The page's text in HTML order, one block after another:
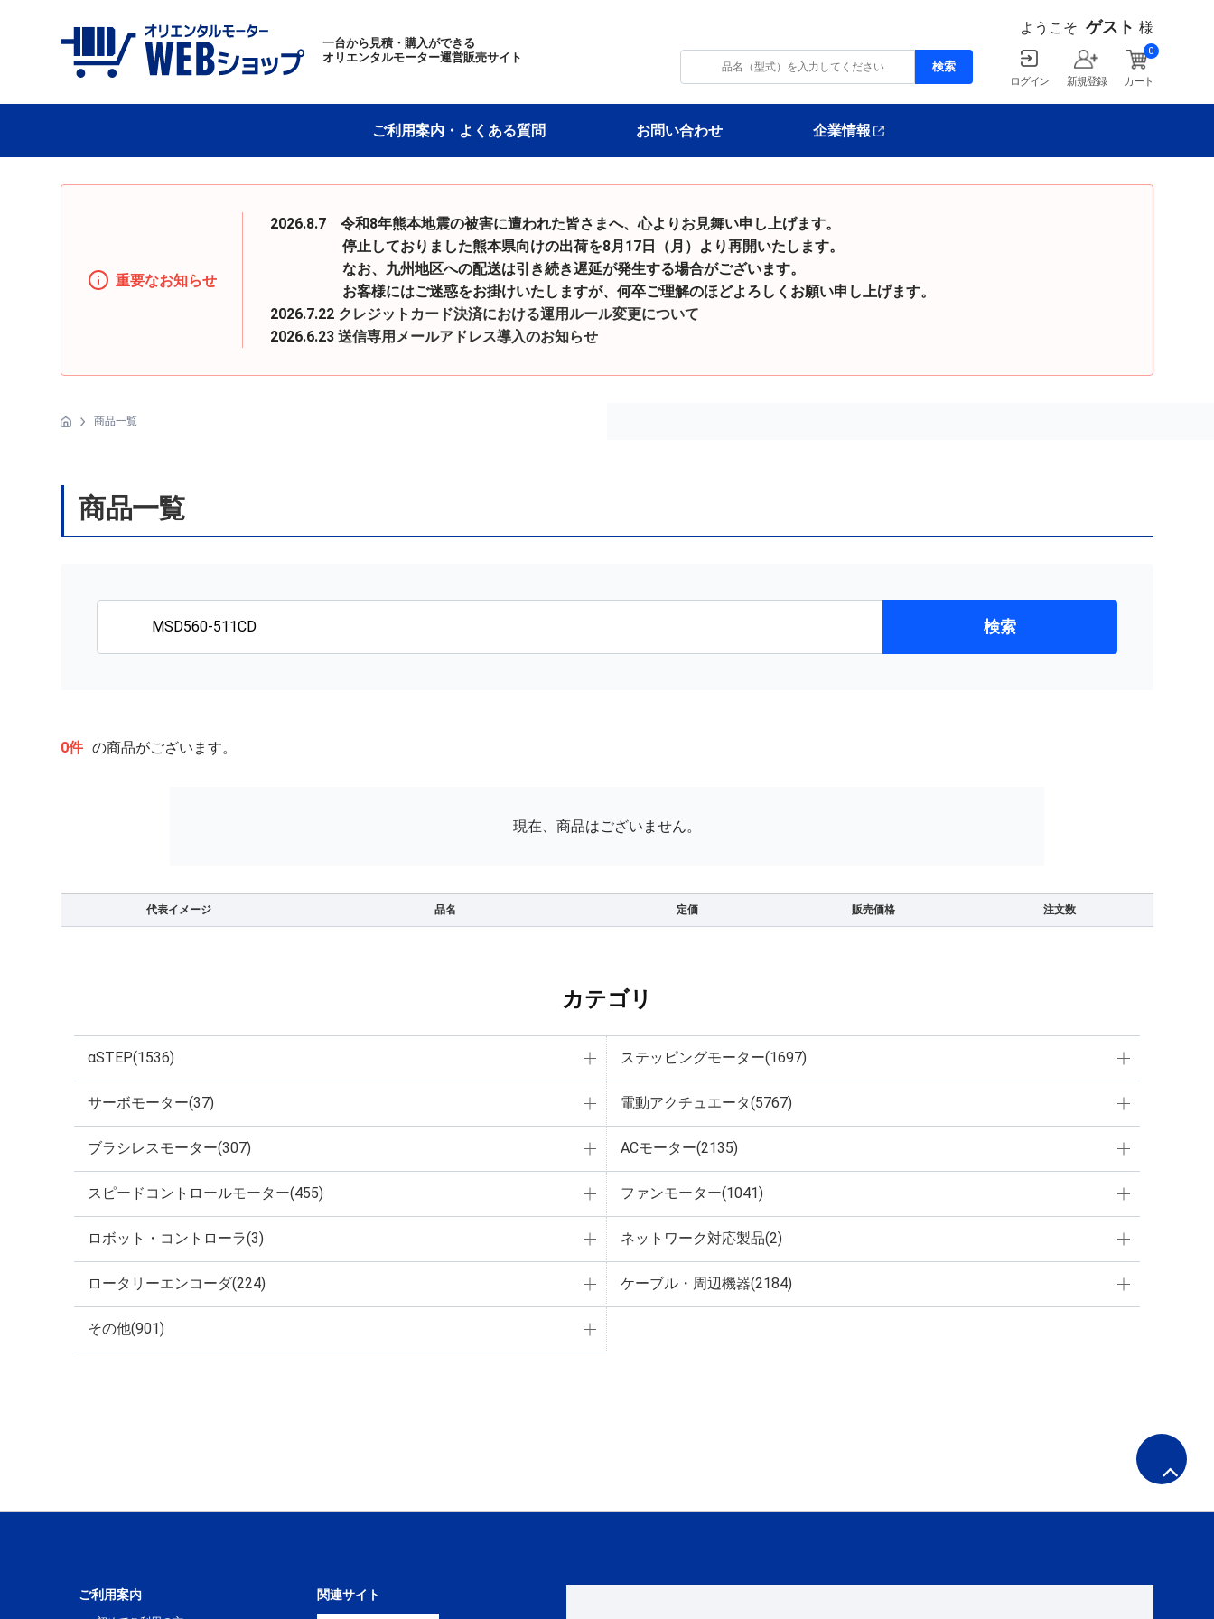
一台から見積・購入ができる
オリエンタルモーター運営販売サイト
ようこそ ゲスト 様
ログイン 新規登録 カート
0
ご利用案内・よくある質問 お問い合わせ 企業情報
重要なお知らせ
2026.8.7 令和8年熊本地震の被害に遭われた皆さまへ、心よりお見舞い申し上げます。
停止しておりました熊本県向けの出荷を8月17日（月）より再開いたします。
なお、九州地区への配送は引き続き遅延が発生する場合がございます。
お客様にはご迷惑をお掛けいたしますが、何卒ご理解のほどよろしくお願い申し上げます。
2026.7.22 クレジットカード決済における運用ルール変更について
2026.6.23送信専用メールアドレス導入のお知らせ
商品一覧
商品一覧
0件 の商品がございます。
現在、商品はございません。
代表イメージ 品名 定価 販売価格 注文数
カテゴリ
αSTEP(1536) ステッピングモーター(1697)
サーボモーター(37) 電動アクチュエータ(5767)
ブラシレスモーター(307) ACモーター(2135)
スピードコントロールモーター(455) ファンモーター(1041)
ロボット・コントローラ(3) ネットワーク対応製品(2)
ロータリーエンコーダ(224) ケーブル・周辺機器(2184)
その他(901)
ご利用案内 関連サイト